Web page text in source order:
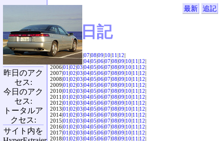
最新 追記
SVX日記
2004|04|05|06|07|08|09|10|11|12|
|04|05|06|07|08|09|10|11|12|
2006|01|02|03|04|05|06|07|08|09|10|11|12|
2007|01|02|03|04|05|06|07|08|09|10|11|12|
2008|01|02|03|04|05|06|07|08|09|10|11|12|
2009|01|02|03|04|05|06|07|08|09|10|11|12|
2010|01|02|03|04|05|06|07|08|09|10|11|12|
2011|01|02|03|04|05|06|07|08|09|10|11|12|
2012|01|02|03|04|05|06|07|08|09|10|11|12|
2013|01|02|03|04|05|06|07|08|09|10|11|12|
2014|01|02|03|04|05|06|07|08|09|10|11|12|
2015|01|02|03|04|05|06|07|08|09|10|11|12|
2016|01|02|03|04|05|06|07|08|09|10|11|12|
2017|01|02|03|04|05|06|07|08|09|10|11|12|
2018|01|02|03|04|05|06|07|08|09|10|11|12|
昨日のアク
セス:
今日のアク
セス:
トータルア
クセス:
サイト内を